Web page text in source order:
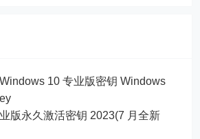
10 专业版密钥 Windows
版永久激活密钥 2023(7 月全新